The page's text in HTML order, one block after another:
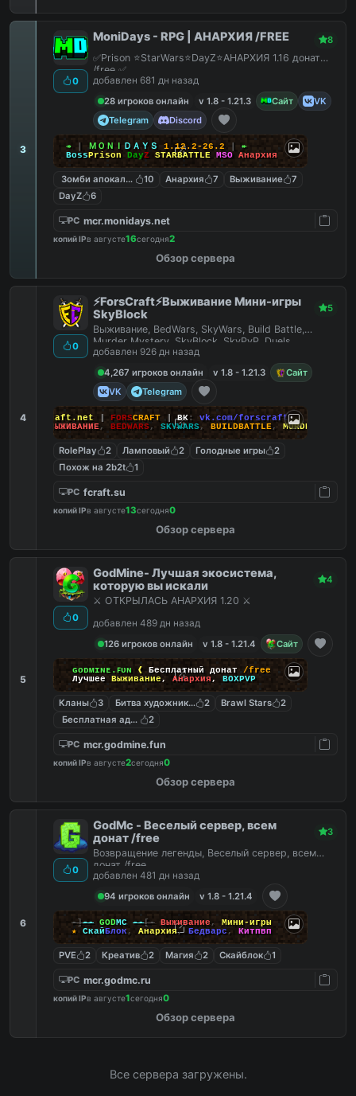
3
0
MoniDays - RPG | АНАРХИЯ /FREE 8
✅Prison ⭐StarWars⭐DayZ⭐АНАРХИЯ 1.16 донат
/free ✅
добавлен 681 дн назад
28 игроков онлайн
v 1.8 - 1.21.3 Сайт
VK
Telegram
Discord
↠ ＭＯＮＩ ＤＡＹＳ 1.12.2-26.2
↞
BossPrison DayZ STARBATTLE MSO Анархия
Зомби апокалипсис
10 Анархия 7 Выживание
7
DayZ
6
PC mcr.monidays.net
копий IPв августе16сегодня2
Обзор сервера
4
0
⚡ForsCraft⚡Выживание Мини-игры
SkyBlock
5
Выживание, BedWars, SkyWars, Build Battle,
Murder Mystery, SkyBlock, SkyPvP, Duels,
HideAndSeek
добавлен 926 дн назад
4,267 игроков онлайн
v 1.8 - 1.21.3
Сайт
VK
Telegram
ForsCraft.net FORSCRAFT ВК:
vk.com/forscraft
ВЫЖИВАНИЕ, BEDWARS, SKYWARS, BUILDBATTLE, MURDERMYSTERY
RolePlay 2 Ламповый 2 Голодные игры
2
Похож на 2b2t
1
PC fcraft.su
копий IPв августе13сегодня0
Обзор сервера
5
0
GodMine- Лучшая экосистема,
которую вы искали
4
⚔️ ОТКРЫЛАСЬ АНАРХИЯ 1.20 ⚔️
добавлен 489 дн назад
126 игроков онлайн
v 1.8 - 1.21.4 Сайт
ɢᴏᴅᴍɪɴᴇ.ꜰᴜɴ ❰ Бесплатный донат /free
Лучшее Выживание, Анархия, BOXPVP
Кланы 3 Битва художников 2 Brawl Stars
2
Бесплатная админка
2
PC mcr.godmine.fun
копий IPв августе2сегодня0
Обзор сервера
6
0
GodMc - Веселый сервер, всем
донат /free
3
Возвращение легенды, Веселый сервер, всем
донат /free
добавлен 481 дн назад
94 игроков онлайн
v 1.8 - 1.21.4
-]-- GODMC --[- Выживание , Мини-игры
★ СкайБлок, Анархия, Бедварс , Китпвп
PVE 2 Креатив 2 Магия 2 Скайблок 1
PC mcr.godmc.ru
копий IPв августе1сегодня0
Обзор сервера
Все сервера загружены.